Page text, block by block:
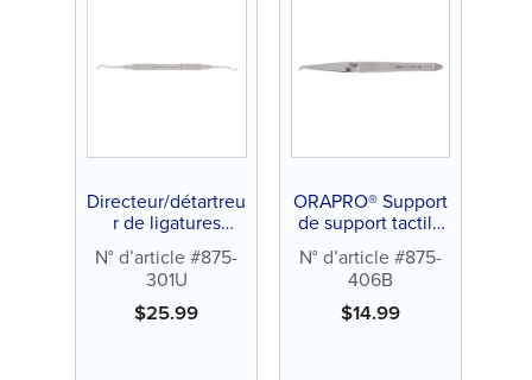
Directeur/détartreu
r de ligatures
N° d’article #875-
301U
$25.99
ORAPRO® Support
de support tactile
N° d’article #875-
406B
$14.99